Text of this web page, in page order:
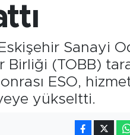
Sanayi
Birliği (TOBB)
ESO,
yükseltti.